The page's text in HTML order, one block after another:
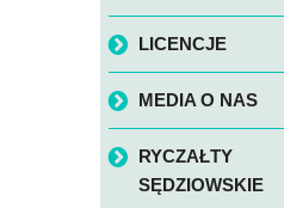
LICENCJE
MEDIA O NAS
RYCZAŁTY
SĘDZIOWSKIE